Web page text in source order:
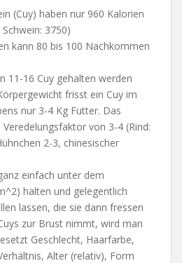
(Cuy) haben nur 960 Kalorien
3750)
kann 80 bis 100 Nachkommen
11-16 Cuy gehalten werden
frisst ein Cuy im
nur 3-4 Kg Futter. Das
von 3-4 (Rind:
2-3, chinesischer
einfach unter dem
halten und gelegentlich
lassen, die sie dann fressen
zur Brust nimmt, wird man
Geschlecht, Haarfarbe,
Alter (relativ), Form